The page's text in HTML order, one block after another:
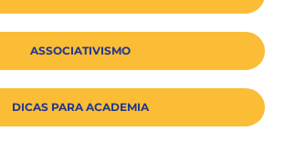
ASSOCIATIVISMO
DICAS PARA ACADEMIA